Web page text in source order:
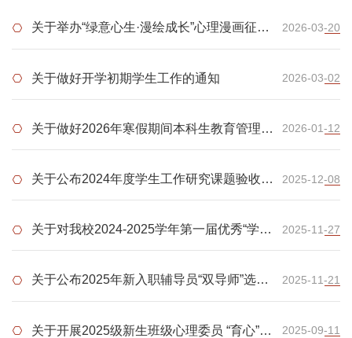
关于举办“绿意心生·漫绘成长”心理漫画征集
2026-03-20
关于做好开学初期学生工作的通知 2026-03-02
关于做好2026年寒假期间本科生教育管理工
2026-01-12
关于公布2024年度学生工作研究课题验收结
2025-12-08
关于对我校2024-2025学年第一届优秀“学生
2025-11-27
关于公布2025年新入职辅导员“双导师”选聘
2025-11-21
关于开展2025级新生班级心理委员 “育心”系
2025-09-11